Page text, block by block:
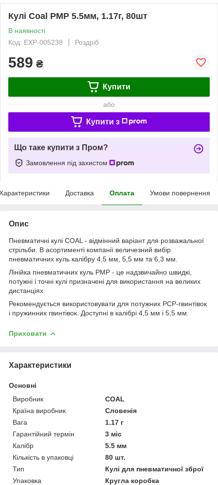
Кулі Coal PMP 5.5мм, 1.17г, 80шт
В наявності
Код: EXP-005238
Роздріб
589 ₴
Купити
або
Купити з
Що таке купити з Пром?
Замовлення під захистом
Доставка Оплата Умови повернення
Опис
Пневматичні кулі COAL - відмінний варіант для розважальної
стрільби. В асортименті компанії величезний вибір
пневматичних куль калібру 4,5 мм, 5,5 мм та 6,3 мм.
Лінійка пневматичних куль PMP - це надзвичайно швидкі,
потужні і точні кулі призначені для використання на великих
дистанціях.
Рекомендується використовувати для потужних РСР-гвинтівок
і пружинних гвинтівок. Доступні в калібрі 4,5 мм і 5,5 мм.
Приховати
Характеристики
Основні
Виробник
COAL
Країна виробник
Словенія
Вага
1.17 г
Гарантійний термін
3 міс
Калібр
5.5 мм
Кількість в упаковці
80 шт.
Тип
Кулі для пневматичної зброї
Упаковка
Кругла коробка